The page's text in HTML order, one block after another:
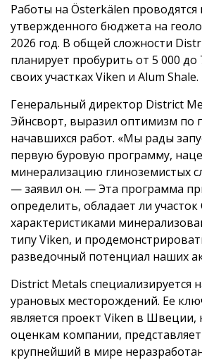
Работы на Österkälen проводятся
утвержденного бюджета на
2026 год. В общей сложности
планирует пробурить от 5 000 до
своих участках Viken и Alum Shale.
Генеральный директор District
Эйнсворт, выразил оптимизм по
начавшихся работ. «Мы рады
первую буровую программу,
минерализацию глиноземистых
— заявил он. — Эта программа
определить, обладает ли
характеристиками
типу Viken, и
разведочный потенциал наших
District Metals специализируется
урановых месторождений. Ее
является проект Viken в Швеции,
оценкам компании,
крупнейший в мире